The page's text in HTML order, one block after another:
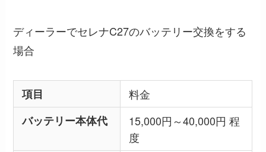
ディーラーでセレナC27のバッテリー交換をする
場合
項目
料金
バッテリー本体代
15,000円～40,000円 程
度